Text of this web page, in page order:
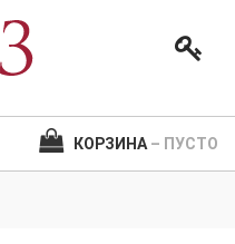
КОРЗИНА – ПУСТО